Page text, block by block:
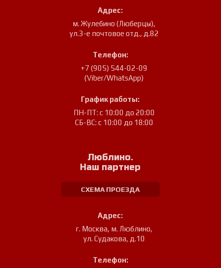
Адрес:
м. Жулебино (Люберцы),
ул.3-е почтовое отд., д.82
Телефон:
+7 (905) 544-02-09
(Viber/WhatsApp)
График работы:
ПН-ПТ: с 10:00 до 20:00
СБ-ВС: с 10:00 до 18:00
Люблино.
Наш партнер
СХЕМА ПРОЕЗДА
Адрес:
г. Москва, м. Люблино,
ул. Судакова, д.10
Телефон: